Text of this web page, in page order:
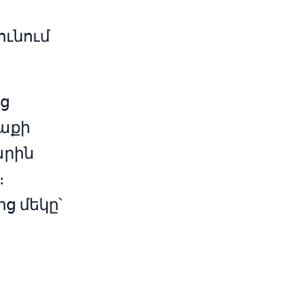
մեկը՝